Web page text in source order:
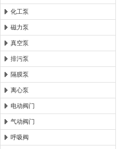
化工泵
磁力泵
真空泵
排污泵
隔膜泵
离心泵
电动阀门
气动阀门
呼吸阀